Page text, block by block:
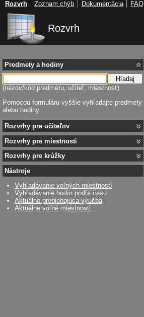
Rozvrh
Predmety a hodiny
Hľadaj
(názov/kód predmetu, učiteľ, miestnosť)
Pomocou formuláru vyššie vyhľadajte predmety
alebo hodiny
Rozvrhy pre učiteľov
Rozvrhy pre miestnosti
Rozvrhy pre krúžky
Nástroje
Vyhľadávanie voľných miestností
Vyhľadávanie hodín podľa času
Aktuálne prebiehajúca výučba
Aktuálne voľné miestnosti
Rozvrh Zoznam chýb Dokumentácia FAQ